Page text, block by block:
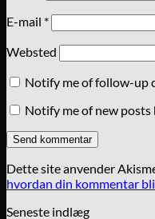
E-mail *
Websted
Notify me of follow-up
Notify me of new posts
Dette site anvender
hvordan din kommentar
Seneste indlæg